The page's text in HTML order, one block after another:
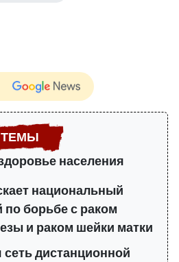
населения
национальный
по борьбе с раком
и раком шейки матки
дистанционной